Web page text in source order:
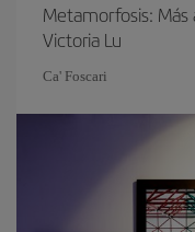
Metamorfosis: Más
Victoria Lu
Ca' Foscari